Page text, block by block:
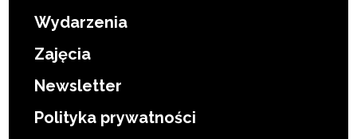
Wydarzenia
Zajęcia
Newsletter
Polityka prywatności